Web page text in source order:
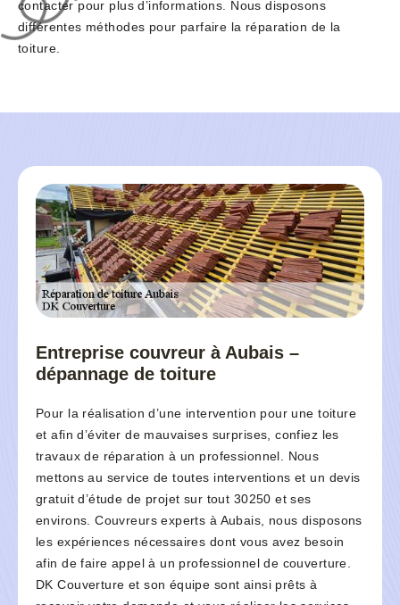
contacter pour plus d’informations. Nous disposons
différentes méthodes pour parfaire la réparation de la
toiture.
Entreprise couvreur à Aubais –
dépannage de toiture
Pour la réalisation d’une intervention pour une toiture
et afin d’éviter de mauvaises surprises, confiez les
travaux de réparation à un professionnel. Nous
mettons au service de toutes interventions et un devis
gratuit d’étude de projet sur tout 30250 et ses
environs. Couvreurs experts à Aubais, nous disposons
les expériences nécessaires dont vous avez besoin
afin de faire appel à un professionnel de couverture.
DK Couverture et son équipe sont ainsi prêts à